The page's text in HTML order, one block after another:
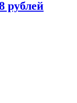
рублей